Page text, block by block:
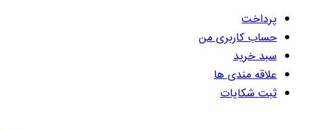
پرداخت
حساب کاربری من
سبد خرید
علاقه مندی ها
ثبت شکایات